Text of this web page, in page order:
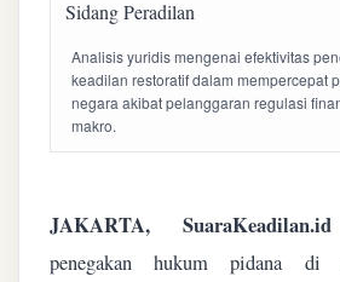
Analisis yuridis mengenai efektivitas
keadilan restoratif dalam mempercepat
negara akibat pelanggaran regulasi
makro.
JAKARTA, SuaraKeadilan.id
penegakan hukum pidana di